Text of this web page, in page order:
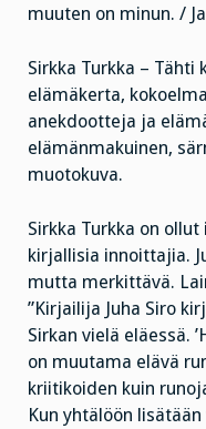
muuten on minun. /
Sirkka Turkka –
elämäkerta,
anekdootteja ja
elämänmakuinen,
muotokuva.
Sirkka Turkka on
kirjallisia innoittajia.
mutta merkittävä.
”Kirjailija Juha Siro
Sirkan vielä eläessä.
on muutama elävä
kriitikoiden kuin
Kun yhtälöön